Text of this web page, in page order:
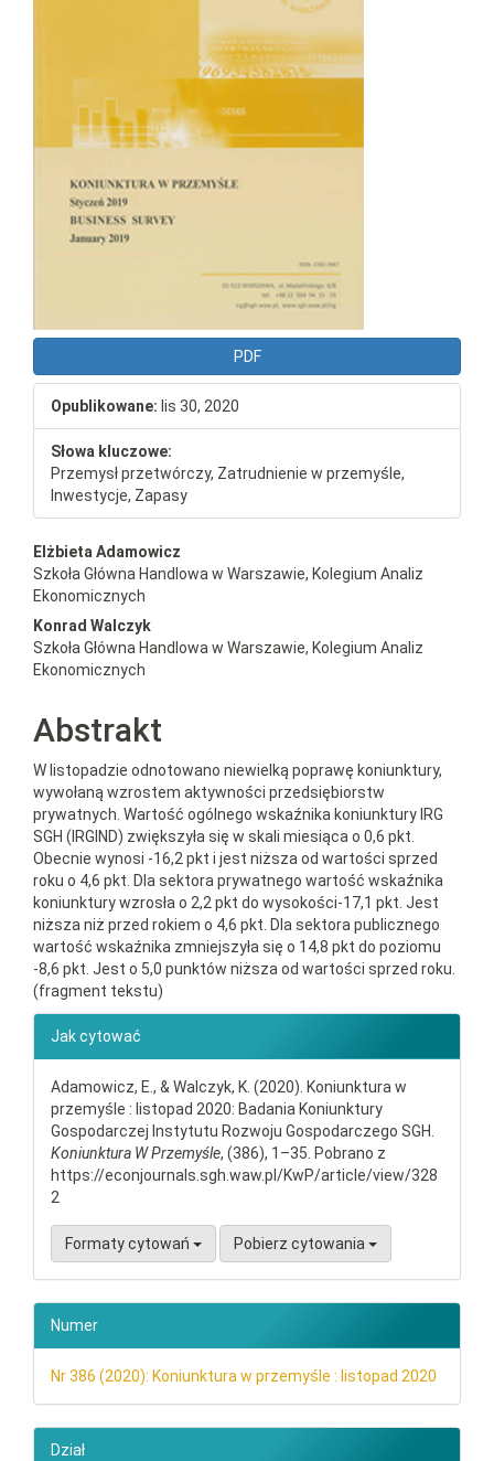
PDF
Opublikowane: lis 30, 2020
Słowa kluczowe:
Przemysł przetwórczy, Zatrudnienie w przemyśle,
Inwestycje, Zapasy
Elżbieta Adamowicz
Szkoła Główna Handlowa w Warszawie, Kolegium Analiz
Ekonomicznych
Konrad Walczyk
Szkoła Główna Handlowa w Warszawie, Kolegium Analiz
Ekonomicznych
Abstrakt
W listopadzie odnotowano niewielką poprawę koniunktury,
wywołaną wzrostem aktywności przedsiębiorstw
prywatnych. Wartość ogólnego wskaźnika koniunktury IRG
SGH (IRGIND) zwiększyła się w skali miesiąca o 0,6 pkt.
Obecnie wynosi -16,2 pkt i jest niższa od wartości sprzed
roku o 4,6 pkt. Dla sektora prywatnego wartość wskaźnika
koniunktury wzrosła o 2,2 pkt do wysokości-17,1 pkt. Jest
niższa niż przed rokiem o 4,6 pkt. Dla sektora publicznego
wartość wskaźnika zmniejszyła się o 14,8 pkt do poziomu
-8,6 pkt. Jest o 5,0 punktów niższa od wartości sprzed roku.
(fragment tekstu)
Jak cytować
Adamowicz, E., & Walczyk, K. (2020). Koniunktura w
przemyśle : listopad 2020: Badania Koniunktury
Gospodarczej Instytutu Rozwoju Gospodarczego SGH.
Koniunktura W Przemyśle, (386), 1–35. Pobrano z
https://econjournals.sgh.waw.pl/KwP/article/view/328
2
Formaty cytowań Pobierz cytowania
Numer
Nr 386 (2020): Koniunktura w przemyśle : listopad 2020
Dział